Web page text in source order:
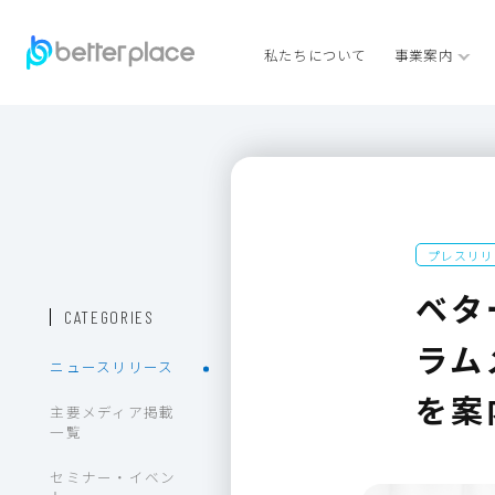
私たちについて 事業案内
CATEGORIES
ニュースリリース
主要メディア掲載
一覧
セミナー・イベン
プレスリ
ベ
ラ
を